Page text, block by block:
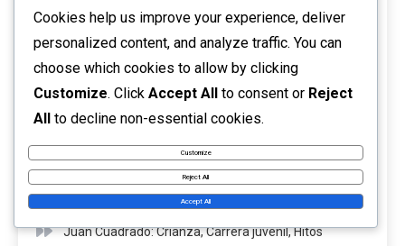
Carlos Valderrama: Hitos en su carrera, honores
David Ospina: Biografía, Historia familiar, Carrera
temprana
Yerry Mina: Contribuciones a la selección nacional,
Éxito internacional, Partidos clave
Juan Cuadrado: Crianza, Carrera juvenil, Hitos
Cookies help us improve your experience, deliver
personalized content, and analyze traffic. You can
choose which cookies to allow by clicking
Customize. Click Accept All to consent or Reject
All to decline non-essential cookies.
Customize
Reject All
Accept All